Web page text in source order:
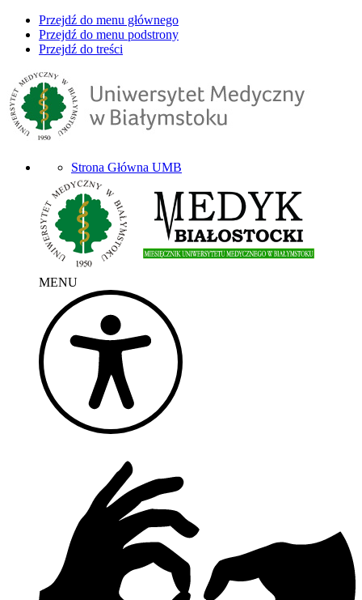
Przejdź do menu głównego
Przejdź do menu podstrony
Przejdź do treści
Strona Główna UMB
MENU